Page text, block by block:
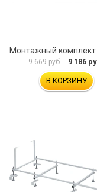
9 669 руб. 9 186
В КОРЗИНУ